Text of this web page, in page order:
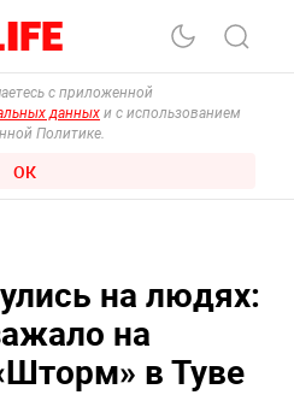
с приложенной
данных и с использованием
Политике.
ОК
на людях:
на
в Туве